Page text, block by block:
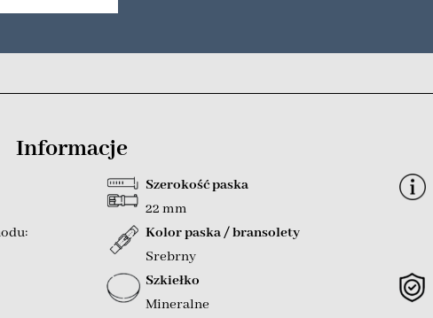
Informacje
Szerokość paska
22 mm
Kolor paska / bransolety
Srebrny
Szkiełko
Mineralne